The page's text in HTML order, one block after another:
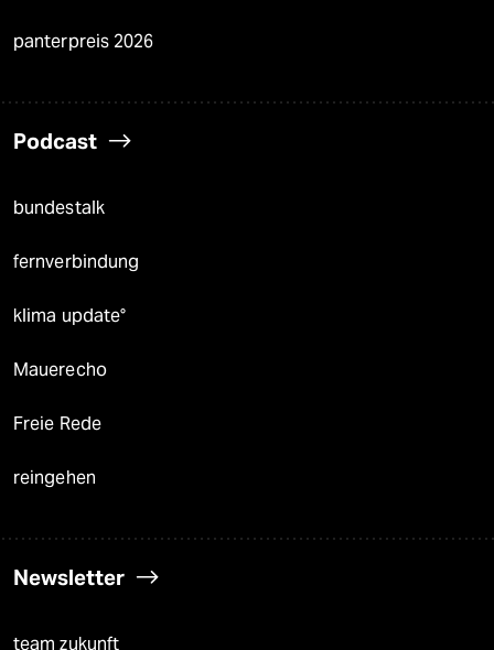
panterpreis 2026
Podcast
bundestalk
fernverbindung
klima update°
Mauerecho
Freie Rede
reingehen
Newsletter
team zukunft